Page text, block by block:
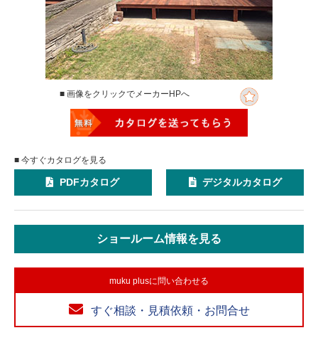
■ 画像をクリックでメーカーHPへ
■ 今すぐカタログを見る
PDFカタログ デジタルカタログ
ショールーム情報を見る
muku plusに問い合わせる
すぐ相談・見積依頼・お問合せ